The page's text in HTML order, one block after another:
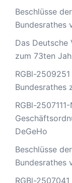
Beschlüsse
Bundesrathes
Das
zum 73ten
RGBl-
Bundesrathes
RGBl-
DeGeHo
Beschlüsse
Bundesrathes
RGBl-